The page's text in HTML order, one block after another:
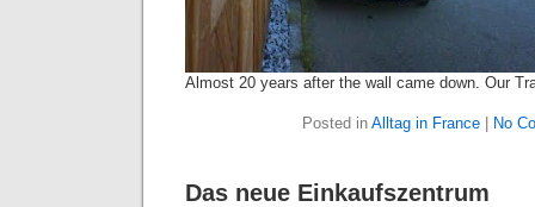
Almost 20 years after the wall came down. Our
Posted in Alltag in France No
Das neue Einkaufszentrum